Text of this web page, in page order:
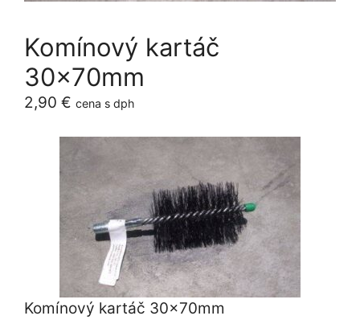
Komínový kartáč
30x70mm
2,90 € cena s dph
Komínový kartáč 30x70mm